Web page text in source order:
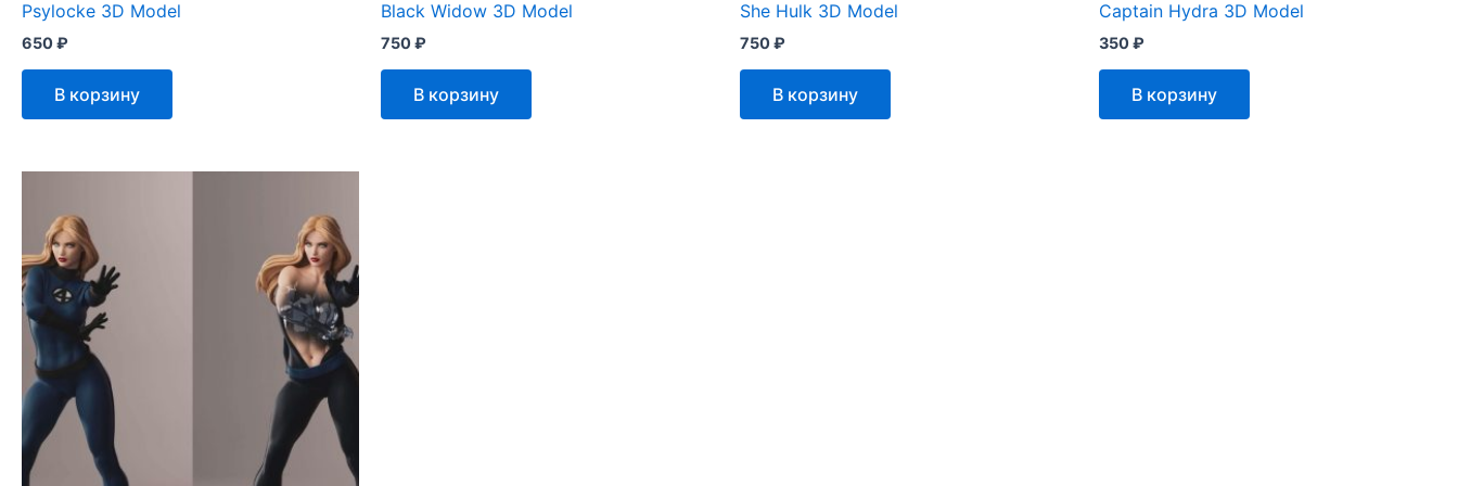
Psylocke 3D Model
650₽
В корзину
Black Widow 3D Model
750₽
В корзину
She Hulk 3D Model
750₽
В корзину
Captain Hydra 3D Model
350₽
В корзину